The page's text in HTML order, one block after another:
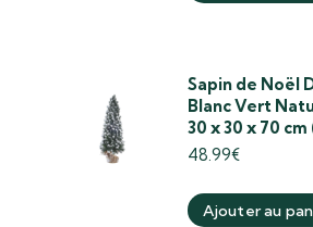
Sapin de Noël
Blanc Vert
30 x 30 x 70
48.99€
Ajouter au